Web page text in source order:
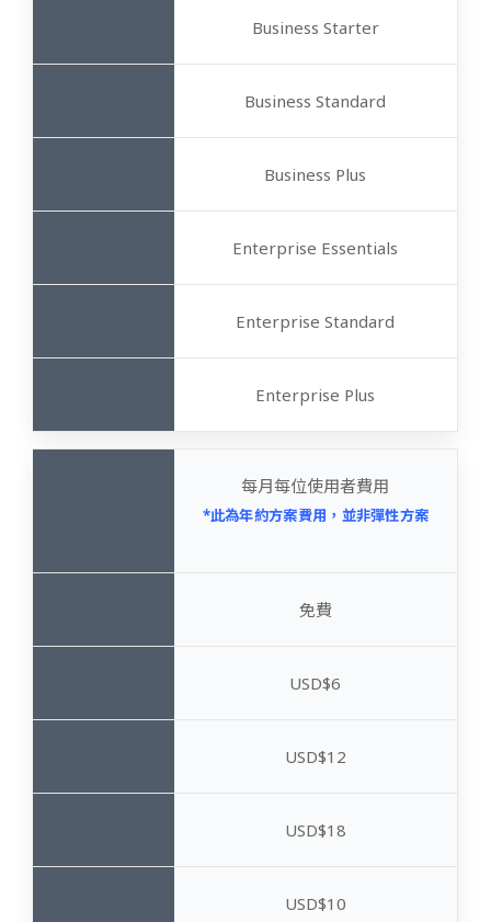
Business Starter
Business Standard
Business Plus
Enterprise Essentials
Enterprise Standard
Enterprise Plus
每月每位使用者費用
*此為年約方案費用，並非彈性方案
免費
USD$6
USD$12
USD$18
USD$10